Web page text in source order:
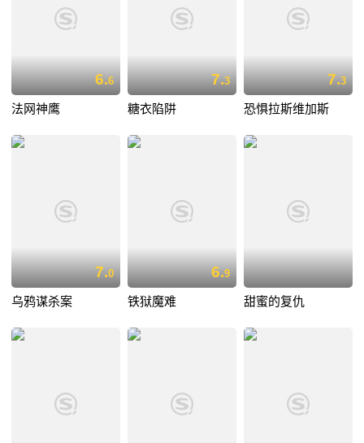
6.6
法网神鹰
7.3
糖衣陷阱
7.3
恐惧拉斯维加斯
7.0
乌鸦谋杀案
6.9
铁狱魔难 甜蜜的复仇